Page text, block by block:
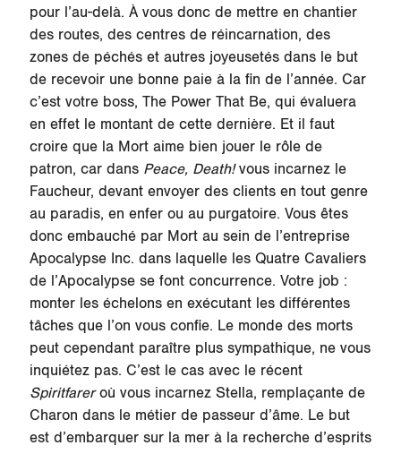
pour l’au-delà. À vous donc de mettre en chantier
des routes, des centres de réincarnation, des
zones de péchés et autres joyeusetés dans le but
de recevoir une bonne paie à la fin de l’année. Car
c’est votre boss, The Power That Be, qui évaluera
en effet le montant de cette dernière. Et il faut
croire que la Mort aime bien jouer le rôle de
patron, car dans Peace, Death!vous incarnez le
Faucheur, devant envoyer des clients en tout genre
au paradis, en enfer ou au purgatoire. Vous êtes
donc embauché par Mort au sein de l’entreprise
Apocalypse Inc. dans laquelle les Quatre Cavaliers
de l’Apocalypse se font concurrence. Votre job :
monter les échelons en exécutant les différentes
tâches que l’on vous confie. Le monde des morts
peut cependant paraître plus sympathique, ne vous
inquiétez pas. C’est le cas avec le récent
Spiritfareroù vous incarnez Stella, remplaçante de
Charon dans le métier de passeur d’âme. Le but
est d’embarquer sur la mer à la recherche d’esprits